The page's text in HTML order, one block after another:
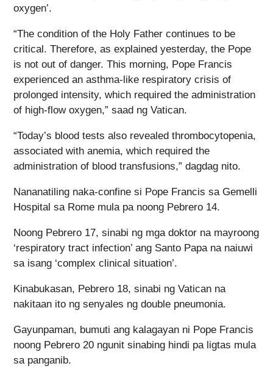
oxygen’.
“The condition of the Holy Father continues to be
critical. Therefore, as explained yesterday, the Pope
is not out of danger. This morning, Pope Francis
experienced an asthma-like respiratory crisis of
prolonged intensity, which required the administration
of high-flow oxygen,” saad ng Vatican.
“Today’s blood tests also revealed thrombocytopenia,
associated with anemia, which required the
administration of blood transfusions,” dagdag nito.
Nananatiling naka-confine si Pope Francis sa Gemelli
Hospital sa Rome mula pa noong Pebrero 14.
Noong Pebrero 17, sinabi ng mga doktor na mayroong
‘respiratory tract infection’ ang Santo Papa na naiuwi
sa isang ‘complex clinical situation’.
Kinabukasan, Pebrero 18, sinabi ng Vatican na
nakitaan ito ng senyales ng double pneumonia.
Gayunpaman, bumuti ang kalagayan ni Pope Francis
noong Pebrero 20 ngunit sinabing hindi pa ligtas mula
sa panganib.